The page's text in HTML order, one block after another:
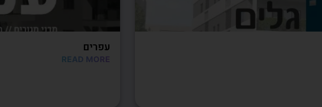
עפרים
READ MORE